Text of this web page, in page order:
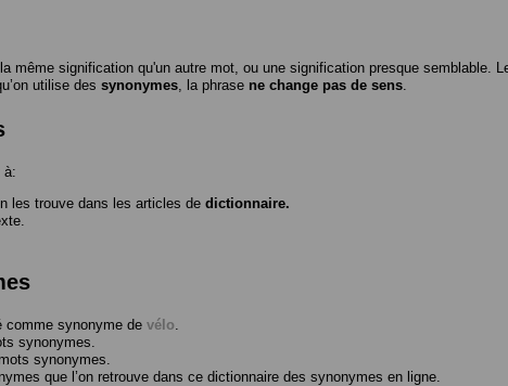
même signification qu'un autre mot, ou une signification presque semblable.
utilise des synonymes , la phrase ne change pas de sens
à:
les trouve dans les articles de dictionnaire.
comme synonyme de vélo
synonymes.
synonymes.
que l’on retrouve dans ce dictionnaire des synonymes en ligne.